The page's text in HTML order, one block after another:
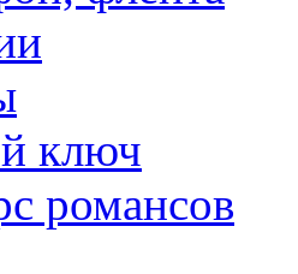
ключ
романсов